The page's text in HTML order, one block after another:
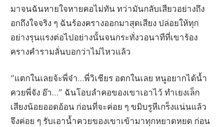
มาจนฉันหายใจหายคอไม่ทัน ทว่ามันกลับเสียวอย่างถึง
อกถึงใจจริง ๆ ฉันร้องครางออกมาสุดเสียง ปล่อยให้ทุก
อย่างรุนแรงต่อไปอย่างนั้นจนกระทั่งวอนาทีที่เขาร้อง
ครางคำรามลั่นบอกว่าไม่ไหวแล้ว
“แตกในเลยจ้ะพี่จ๋า…พี่วิเชียร อตกในเลย หนูอยากได้น้ำ
ควยพี่จัง อ๊า…” ฉันโอบลำคอของเขาเอาไว้ ทำเยงเล็ก
เสียงน้อยออดอ้อน ก่อนที่จะค่อย ๆ ขมิบรูหีเกร็งแน่นแล้ว
จึงค่อย ๆ รับเอาน้ำควยของเขาเข้ามาทุกหยาดหยด ก่อน